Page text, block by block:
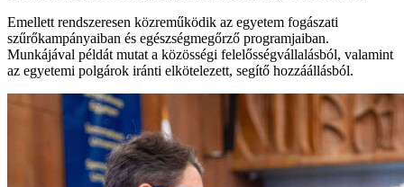
Emellett rendszeresen közreműködik az egyetem fogászati
szűrőkampányaiban és egészségmegőrző programjaiban.
Munkájával példát mutat a közösségi felelősségvállalásból, valamint
az egyetemi polgárok iránti elkötelezett, segítő hozzáállásból.